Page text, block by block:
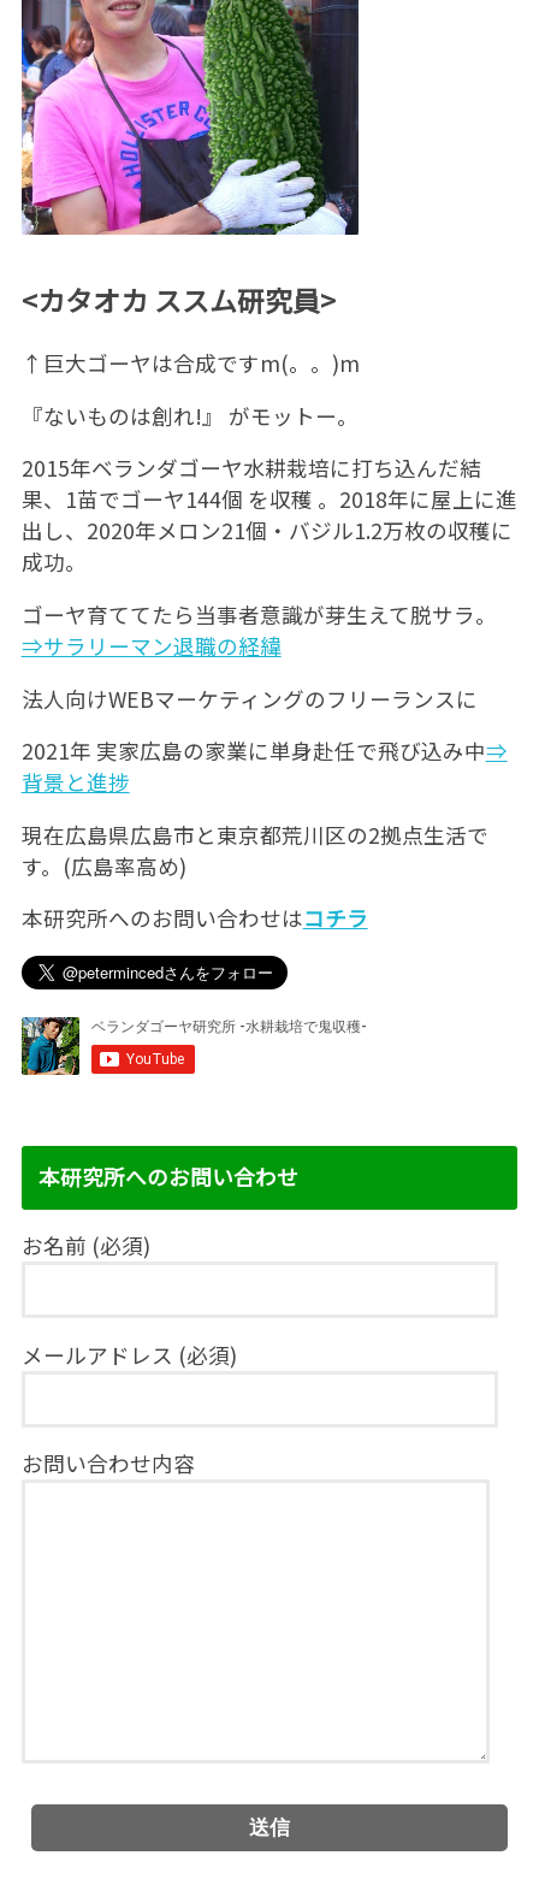
<カタオカ ススム研究員>
↑巨大ゴーヤは合成ですm(。。)m
『ないものは創れ!』 がモットー。
2015年ベランダゴーヤ水耕栽培に打ち込んだ結
果、1苗でゴーヤ144個 を収穫 。2018年に屋上に進
出し、2020年メロン21個・バジル1.2万枚の収穫に
成功。
ゴーヤ育ててたら当事者意識が芽生えて脱サラ。
⇒サラリーマン退職の経緯
法人向けWEBマーケティングのフリーランスに
2021年 実家広島の家業に単身赴任で飛び込み中⇒
背景と進捗
現在広島県広島市と東京都荒川区の2拠点生活で
す。(広島率高め)
本研究所へのお問い合わせはコチラ
本研究所へのお問い合わせ
お名前 (必須)
メールアドレス (必須)
お問い合わせ内容